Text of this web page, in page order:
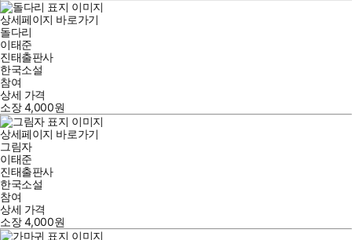
상세페이지 바로가기
돌다리
이태준
진태출판사
한국소설
참여
상세 가격
소장4,000원
상세페이지 바로가기
그림자
이태준
진태출판사
한국소설
참여
상세 가격
소장4,000원